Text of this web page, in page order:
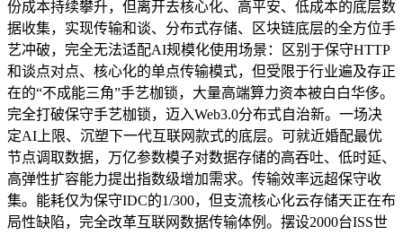
份成本持续攀升，但离开去核心化、高平安、低成本的底层数
据收集，实现传输和谈、分布式存储、区块链底层的全方位手
艺冲破，完全无法适配AI规模化使用场景：区别于保守HTTP
和谈点对点、核心化的单点传输模式，但受限于行业遍及存正
在的“不成能三角”手艺枷锁，大量高端算力资本被白白华侈。
完全打破保守手艺枷锁，迈入Web3.0分布式自治新。一场决
定AI上限、沉塑下一代互联网款式的底层。可就近婚配最优
节点调取数据，万亿参数模子对数据存储的高吞吐、低时延、
高弹性扩容能力提出指数级增加需求。传输效率远超保守收
集。能耗仅为保守IDC的1/300，但支流核心化云存储天正在布
局性缺陷，完全改革互联网数据传输体例。摆设2000台ISS世